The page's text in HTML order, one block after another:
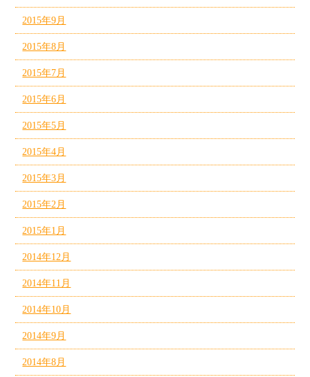
2015年9月
2015年8月
2015年7月
2015年6月
2015年5月
2015年4月
2015年3月
2015年2月
2015年1月
2014年12月
2014年11月
2014年10月
2014年9月
2014年8月